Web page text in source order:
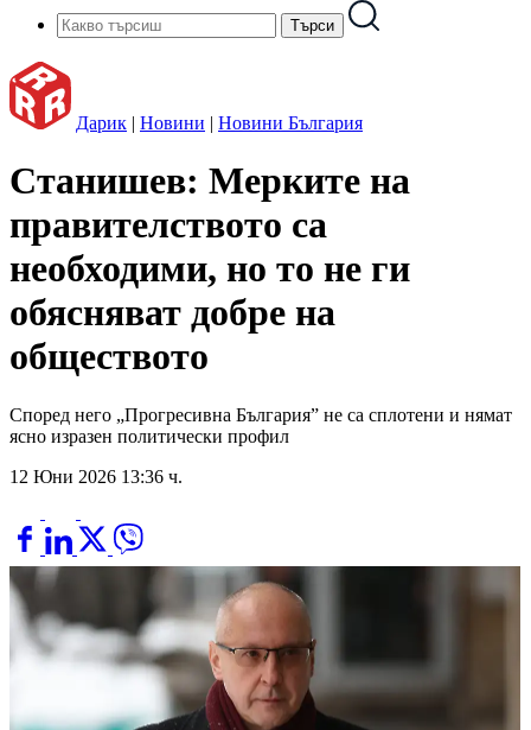
Дарик | Новини | Новини България
Станишев: Мерките на
правителството са
необходими, но то не ги
обясняват добре на
обществото
Според него „Прогресивна България” не са сплотени и нямат
ясно изразен политически профил
12 Юни 2026 13:36 ч.